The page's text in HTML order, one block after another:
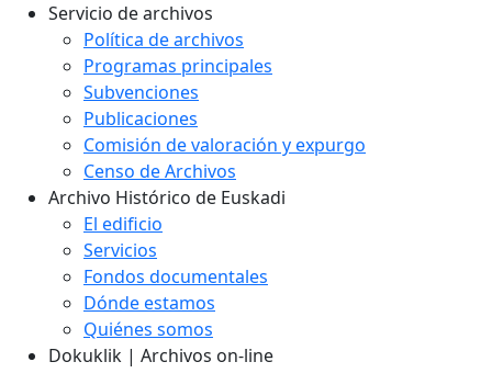
Servicio de archivos
Política de archivos
Programas principales
Subvenciones
Publicaciones
Comisión de valoración y expurgo
Censo de Archivos
Archivo Histórico de Euskadi
El edificio
Servicios
Fondos documentales
Dónde estamos
Quiénes somos
Dokuklik | Archivos on-line